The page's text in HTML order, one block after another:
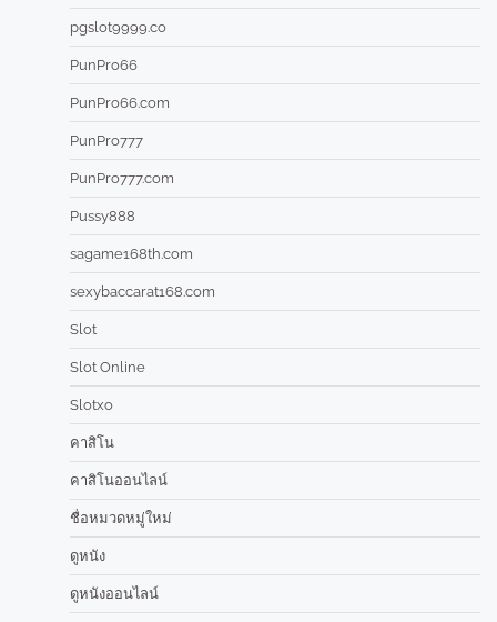
pgslot9999.co
PunPro66
PunPro66.com
PunPro777
PunPro777.com
Pussy888
sagame168th.com
sexybaccarat168.com
Slot
Slot Online
Slotxo
คาสิโน
คาสิโนออนไลน์
ชื่อหมวดหมู่ใหม่
ดูหนัง
ดูหนังออนไลน์